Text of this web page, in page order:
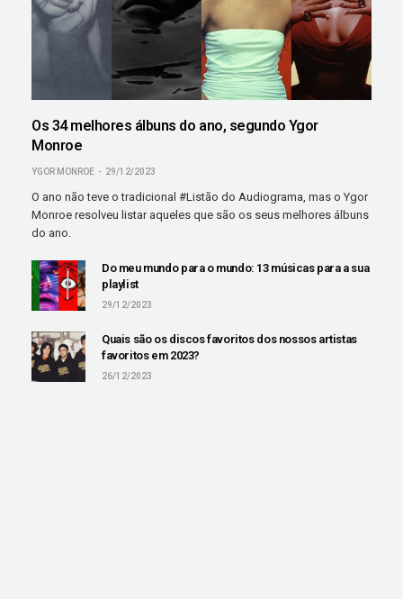
Os 34 melhores álbuns do ano, segundo Ygor
Monroe
YGOR MONROE 29/12/2023
O ano não teve o tradicional #Listão do Audiograma, mas o Ygor
Monroe resolveu listar aqueles que são os seus melhores álbuns
do ano.
Do meu mundo para o mundo: 13 músicas para a sua
playlist
29/12/2023
Quais são os discos favoritos dos nossos artistas
favoritos em 2023?
26/12/2023